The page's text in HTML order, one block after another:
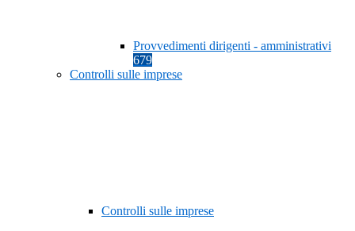
Provvedimenti dirigenti - amministrativi
679
Controlli sulle imprese
Controlli sulle imprese